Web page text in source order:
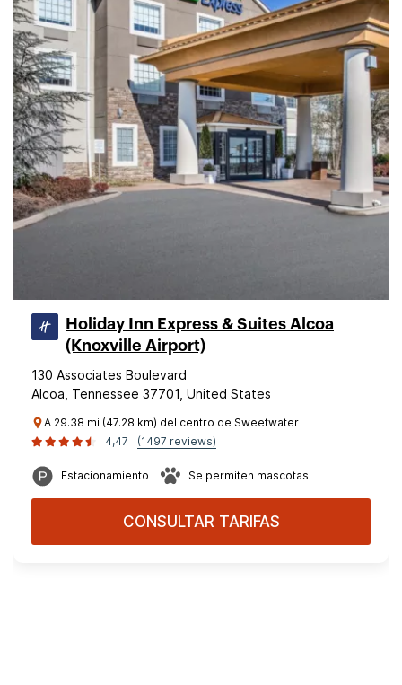
Holiday Inn Express & Suites Alcoa
(Knoxville Airport)
130 Associates Boulevard
Alcoa, Tennessee 37701, United States
A 29.38 mi (47.28 km) del centro de Sweetwater
4,47
(1497 reviews)
Estacionamiento Se permiten mascotas
CONSULTAR TARIFAS